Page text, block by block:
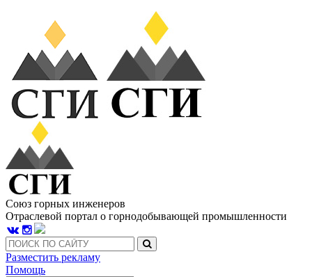
Союз горных инженеров
Отраслевой портал о горнодобывающей промышленности
Разместить рекламу
Помощь